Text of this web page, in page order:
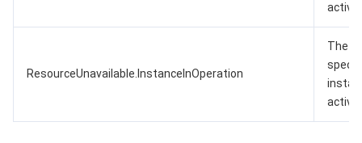
active.
ResourceUnavailable.InstanceInOperation
The
active.